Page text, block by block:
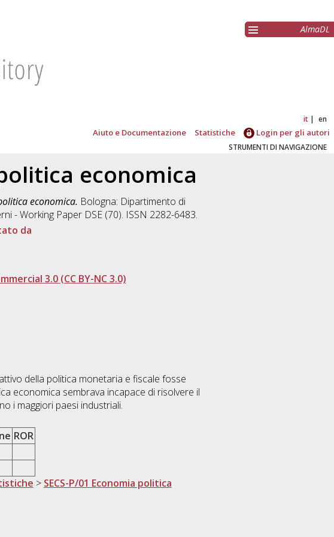
AlmaDL
it en
Aiuto e Documentazione Statistiche Login per gli autori
STRUMENTI DI NAVIGAZIONE
economica
economica. Bologna: Dipartimento di
- Working Paper DSE (70). ISSN 2282-6483.
da
3.0 (CC BY-NC 3.0)
della politica monetaria e fiscale fosse
economica sembrava incapace di risolvere il
i maggiori paesi industriali.
ROR
> SECS-P/01 Economia politica